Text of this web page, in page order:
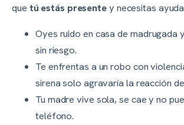
que tú estás presentey necesitas
Oyes ruido en casa de madrugada
sin riesgo.
Te enfrentas a un robo con
sirena solo agravaría la reacción
Tu madre vive sola, se cae y no
teléfono.